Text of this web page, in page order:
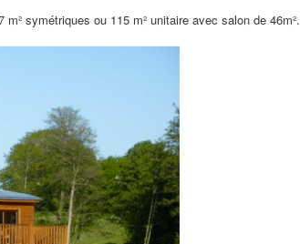
symétriques ou 115 m² unitaire avec salon de 46m².